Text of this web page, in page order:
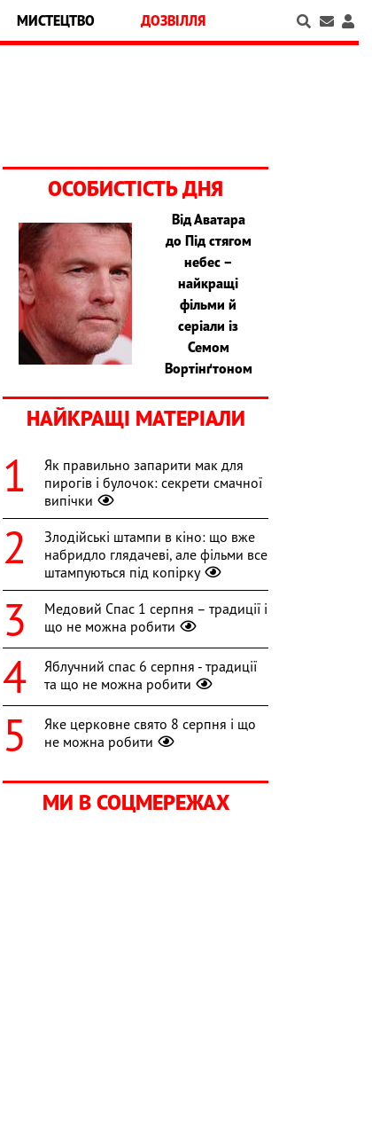
МИСТЕЦТВО ДОЗВІЛЛЯ
ОСОБИСТІСТЬ ДНЯ
Від Аватара
до Під стягом
небес –
найкращі
фільми й
серіали із
Семом
Вортінґтоном
НАЙКРАЩІ МАТЕРІАЛИ
Як правильно запарити мак для
пирогів і булочок: секрети смачної
випічки
Злодійські штампи в кіно: що вже
набридло глядачеві, але фільми все
штампуються під копірку
Медовий Спас 1 серпня – традиції і
що не можна робити
Яблучний спас 6 серпня - традиції
та що не можна робити
Яке церковне свято 8 серпня і що
не можна робити
МИ В СОЦМЕРЕЖАХ